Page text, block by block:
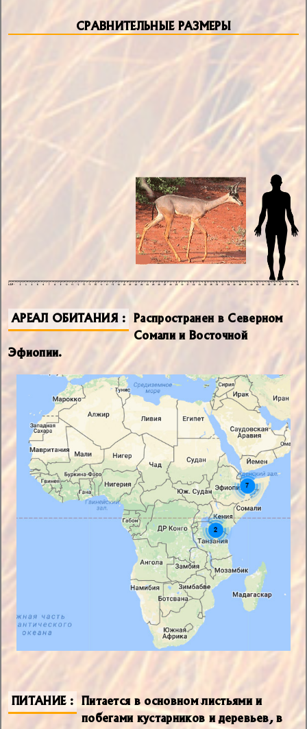
СРАВНИТЕЛЬНЫЕ РАЗМЕРЫ
АРЕАЛ ОБИТАНИЯ Распространен в Северном
Сомали и Восточной
Эфиопии.
ПИТАНИЕ Питается в основном листьями и
побегами кустарников и деревьев, в